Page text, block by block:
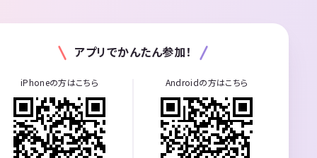
アプリでかんたん参加！
iPhoneの方はこちら Androidの方はこちら